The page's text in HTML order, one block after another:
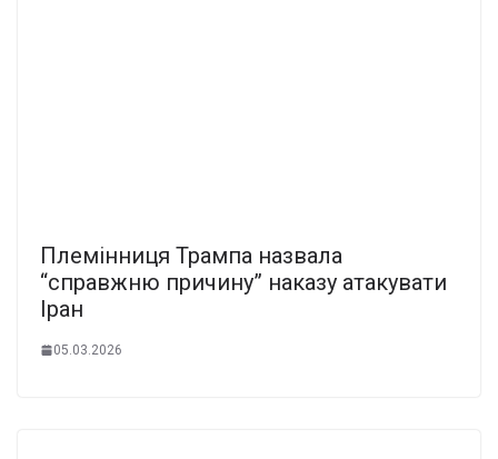
Племінниця Трампа назвала
“справжню причину” наказу атакувати
Іран
05.03.2026